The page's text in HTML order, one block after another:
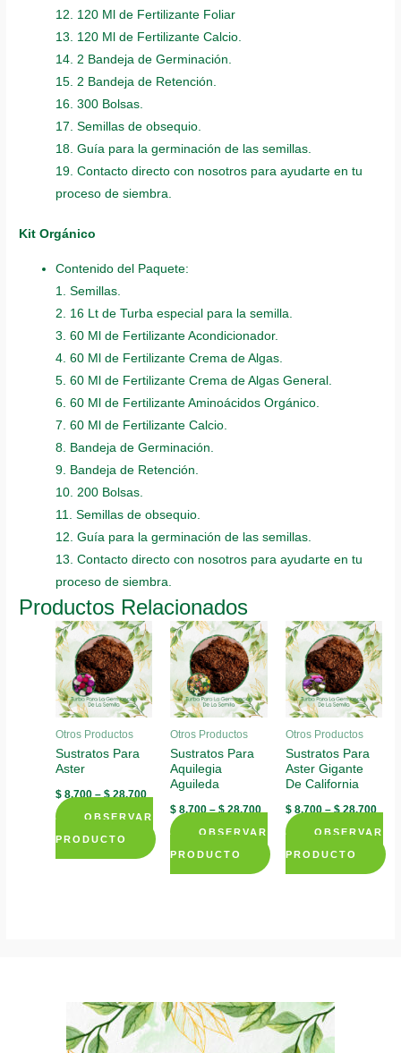
12. 120 Ml de Fertilizante Foliar
13. 120 Ml de Fertilizante Calcio.
14. 2 Bandeja de Germinación.
15. 2 Bandeja de Retención.
16. 300 Bolsas.
17. Semillas de obsequio.
18. Guía para la germinación de las semillas.
19. Contacto directo con nosotros para ayudarte en tu
proceso de siembra.
Kit Orgánico
Contenido del Paquete:
1. Semillas.
2. 16 Lt de Turba especial para la semilla.
3. 60 Ml de Fertilizante Acondicionador.
4. 60 Ml de Fertilizante Crema de Algas.
5. 60 Ml de Fertilizante Crema de Algas General.
6. 60 Ml de Fertilizante Aminoácidos Orgánico.
7. 60 Ml de Fertilizante Calcio.
8. Bandeja de Germinación.
9. Bandeja de Retención.
10. 200 Bolsas.
11. Semillas de obsequio.
12. Guía para la germinación de las semillas.
13. Contacto directo con nosotros para ayudarte en tu
proceso de siembra.
Productos Relacionados
Otros Productos
Sustratos Para
Aster
$ 8.700–$28.700
OBSERVAR
PRODUCTO
This
be
Otros Productos
Sustratos Para
Aquilegia
Aguileda
$ 8.700–$28.700
OBSERVAR
PRODUCTO
This
options
may
Otros Productos
Sustratos Para
Aster Gigante
De California
$8.700–$28.700
OBSERVAR
PRODUCTO
This
options
may